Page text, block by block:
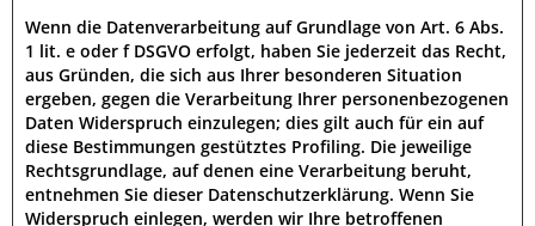
Wenn die Datenverarbeitung auf Grundlage von Art. 6 Abs.
1 lit. e oder f DSGVO erfolgt, haben Sie jederzeit das Recht,
aus Gründen, die sich aus Ihrer besonderen Situation
ergeben, gegen die Verarbeitung Ihrer personenbezogenen
Daten Widerspruch einzulegen; dies gilt auch für ein auf
diese Bestimmungen gestütztes Profiling. Die jeweilige
Rechtsgrundlage, auf denen eine Verarbeitung beruht,
entnehmen Sie dieser Datenschutzerklärung. Wenn Sie
Widerspruch einlegen, werden wir Ihre betroffenen